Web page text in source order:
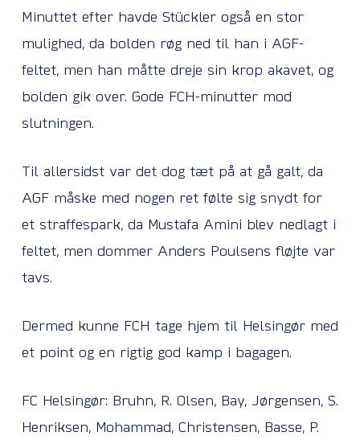
Minuttet efter havde Stückler også en stor
mulighed, da bolden røg ned til han i AGF-
feltet, men han måtte dreje sin krop akavet, og
bolden gik over. Gode FCH-minutter mod
slutningen.
Til allersidst var det dog tæt på at gå galt, da
AGF måske med nogen ret følte sig snydt for
et straffespark, da Mustafa Amini blev nedlagt i
feltet, men dommer Anders Poulsens fløjte var
tavs.
Dermed kunne FCH tage hjem til Helsingør med
et point og en rigtig god kamp i bagagen.
FC Helsingør: Bruhn, R. Olsen, Bay, Jørgensen, S.
Henriksen, Mohammad, Christensen, Basse, P.